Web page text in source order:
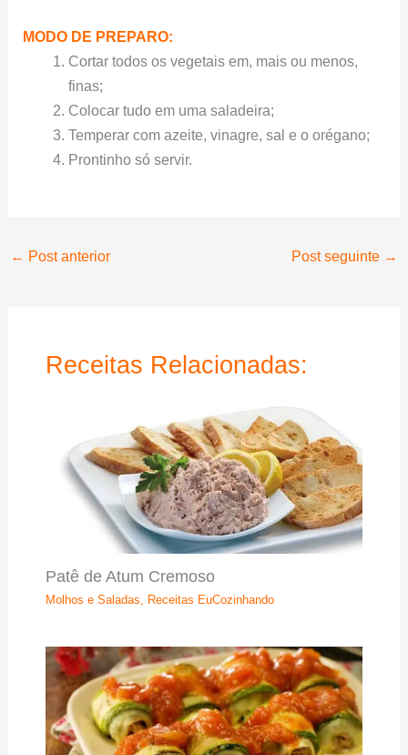
MODO DE PREPARO:
Cortar todos os vegetais em, mais ou menos,
finas;
Colocar tudo em uma saladeira;
Temperar com azeite, vinagre, sal e o orégano;
Prontinho só servir.
← Post anterior Post seguinte →
Receitas Relacionadas:
Patê de Atum Cremoso
Molhos e Saladas Receitas EuCozinhando